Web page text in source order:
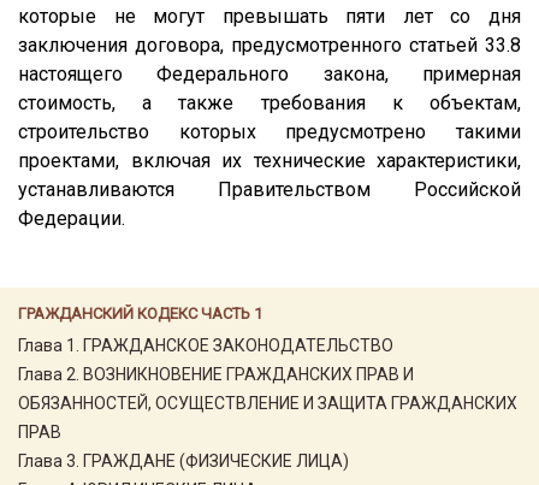
ГРАЖДАНСКИЙ КОДЕКС ЧАСТЬ 1
Глава 1. ГРАЖДАНСКОЕ ЗАКОНОДАТЕЛЬСТВО
Глава 2. ВОЗНИКНОВЕНИЕ ГРАЖДАНСКИХ ПРАВ И
ОБЯЗАННОСТЕЙ, ОСУЩЕСТВЛЕНИЕ И ЗАЩИТА ГРАЖДАНСКИХ
ПРАВ
Глава 3. ГРАЖДАНЕ (ФИЗИЧЕСКИЕ ЛИЦА)
которые не могут превышать пяти лет со дня
заключения договора, предусмотренного статьей 33.8
настоящего Федерального закона, примерная
стоимость, а также требования к объектам,
строительство которых предусмотрено такими
проектами, включая их технические характеристики,
устанавливаются Правительством Российской
Федерации.